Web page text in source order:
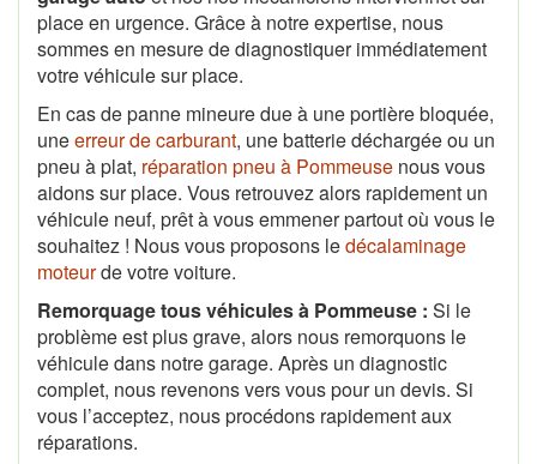
place en urgence. Grâce à notre expertise, nous
sommes en mesure de diagnostiquer immédiatement
votre véhicule sur place.
En cas de panne mineure due à une portière bloquée,
uneerreur de carburant, une batterie déchargée ou un
pneu à plat, réparation pneu à Pommeuse nous vous
aidons sur place. Vous retrouvez alors rapidement un
véhicule neuf, prêt à vous emmener partout où vous le
souhaitez ! Nous vous proposons ledécalaminage
moteurde votre voiture.
Remorquage tous véhicules à Pommeuse : Si le
problème est plus grave, alors nous remorquons le
véhicule dans notre garage. Après un diagnostic
complet, nous revenons vers vous pour un devis. Si
vous l’acceptez, nous procédons rapidement aux
réparations.